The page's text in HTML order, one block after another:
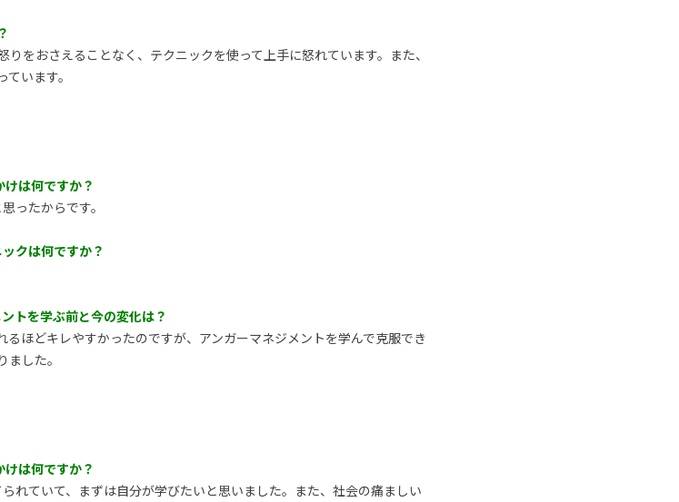
をおさえることなく、テクニックを使って上手に怒れています。また、
います。
は何ですか？
ったからです。
クは何ですか？
トを学ぶ前と今の変化は？
ほどキレやすかったのですが、アンガーマネジメントを学んで克服でき
した。
は何ですか？
れていて、まずは自分が学びたいと思いました。また、社会の痛ましい